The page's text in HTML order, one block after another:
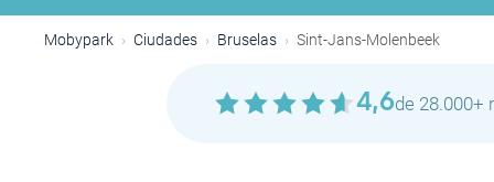
Mobypark Ciudades Bruselas Sint-Jans-Molenbeek
4,6de 28.000+